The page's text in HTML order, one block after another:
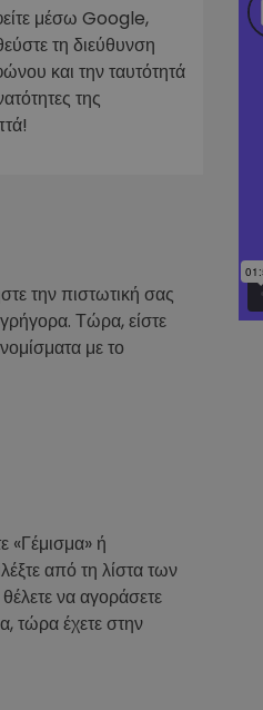
μέσω Google,
τη διεύθυνση
και την ταυτότητά
της
την πιστωτική σας
Τώρα, είστε
με το
«Γέμισμα» ή
από τη λίστα των
να αγοράσετε
τώρα έχετε στην